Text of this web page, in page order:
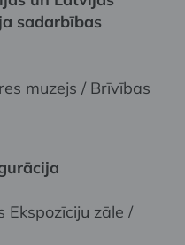
sadarbības
muzejs / Brīvības
Ekspozīciju zāle /